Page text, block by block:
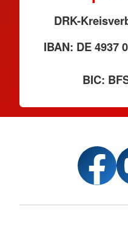
DRK-
IBAN: DE 4937
BIC: